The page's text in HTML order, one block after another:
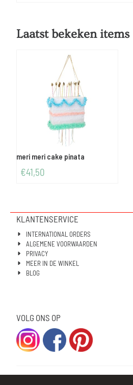
Laatst bekeken items
meri meri cake pinata
€41,50
KLANTENSERVICE
INTERNATIONAL ORDERS
ALGEMENE VOORWAARDEN
PRIVACY
MEER IN DE WINKEL
BLOG
VOLG ONS OP